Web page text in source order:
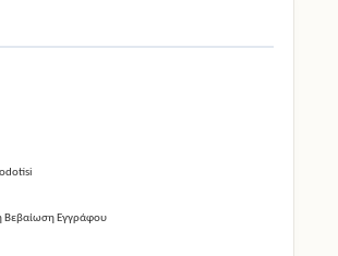
Βεβαίωση Εγγράφου